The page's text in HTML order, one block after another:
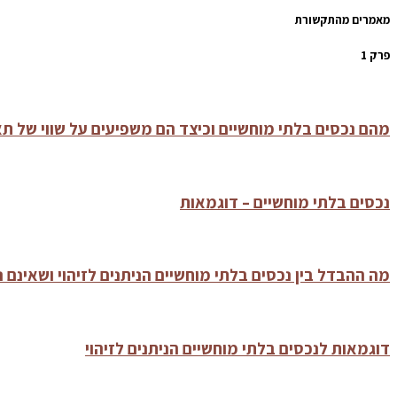
מאמרים מהתקשורת
פרק 1
מהם נכסים בלתי מוחשיים וכיצד הם משפיעים על שווי של
נכסים בלתי מוחשיים – דוגמאות
מה ההבדל בין נכסים בלתי מוחשיים הניתנים לזיהוי ושאינם
דוגמאות לנכסים בלתי מוחשיים הניתנים לזיהוי